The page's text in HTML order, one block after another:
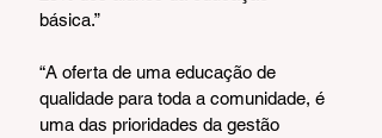
básica.”
“A oferta de uma educação de
qualidade para toda a comunidade, é
uma das prioridades da gestão